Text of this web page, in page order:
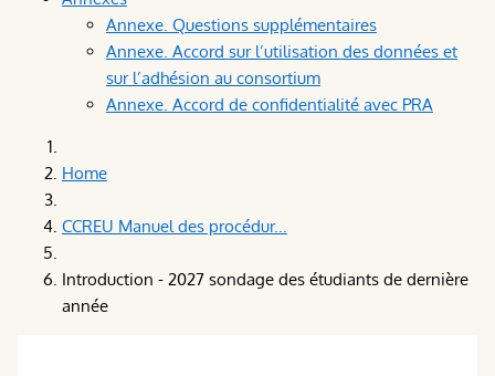
Annexe. Questions supplémentaires
Annexe. Accord sur l’utilisation des données et
sur l’adhésion au consortium
Annexe. Accord de confidentialité avec PRA
Home
CCREU Manuel des procédur...
Introduction - 2027 sondage des étudiants de dernière
année